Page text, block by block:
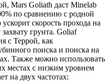
Mars Goliath даст Minelab
по сравнению с родной
скорость прохода на
грунта. Goliaf
с Террой, как
поиска и поиска на
Также можно использовать
местах с низким уровнем
на двух частотах: